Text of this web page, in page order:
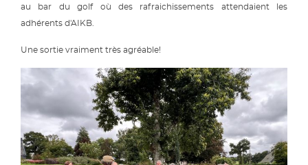
au bar du golf où des rafraichissements attendaient les
adhérents d'AIKB.
Une sortie vraiment très agréable!